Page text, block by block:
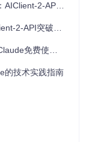
息：
API技术赋能指南
限制的终极方案
用的完整教程
的技术实践指南